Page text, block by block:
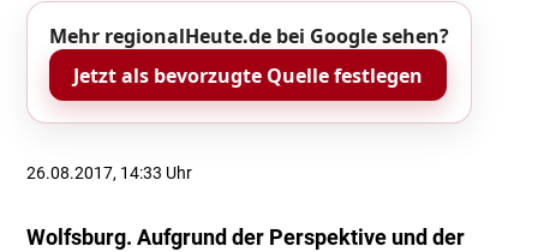
Mehr regionalHeute.de bei Google sehen?
Jetzt als bevorzugte Quelle festlegen
26.08.2017, 14:33 Uhr
Wolfsburg. Aufgrund der Perspektive und der